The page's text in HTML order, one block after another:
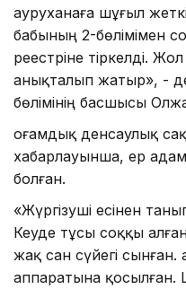
ауруханаға шұғыл
бабының 2-бөлімімен
реестріне тіркелді.
анықталып жатыр», -
бөлімінің басшысы
Қоғамдық денсаулық
хабарлауынша, ер
болған.
«Жүргізуші есінен
Кеуде тұсы соққы
жақ сан сүйегі сынған.
аппаратына қосылған.